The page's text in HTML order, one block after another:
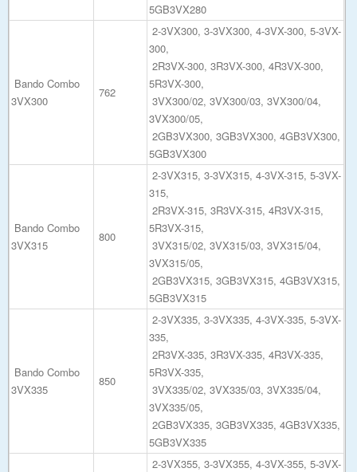
5GB3VX280
Bando Combo
3VX300
762
2-3VX300, 3-3VX300, 4-3VX-300, 5-3VX-
300,
2R3VX-300, 3R3VX-300, 4R3VX-300,
5R3VX-300,
3VX300/02, 3VX300/03, 3VX300/04,
3VX300/05,
2GB3VX300, 3GB3VX300, 4GB3VX300,
5GB3VX300
Bando Combo
3VX315
800
2-3VX315, 3-3VX315, 4-3VX-315, 5-3VX-
315,
2R3VX-315, 3R3VX-315, 4R3VX-315,
5R3VX-315,
3VX315/02, 3VX315/03, 3VX315/04,
3VX315/05,
2GB3VX315, 3GB3VX315, 4GB3VX315,
5GB3VX315
Bando Combo
3VX335
850
2-3VX335, 3-3VX335, 4-3VX-335, 5-3VX-
335,
2R3VX-335, 3R3VX-335, 4R3VX-335,
5R3VX-335,
3VX335/02, 3VX335/03, 3VX335/04,
3VX335/05,
2GB3VX335, 3GB3VX335, 4GB3VX335,
5GB3VX335
2-3VX355, 3-3VX355, 4-3VX-355, 5-3VX-